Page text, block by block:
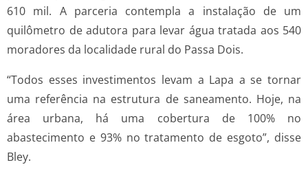
610 mil. A parceria contempla a instalação de um
quilômetro de adutora para levar água tratada aos 540
moradores da localidade rural do Passa Dois.
“Todos esses investimentos levam a Lapa a se tornar
uma referência na estrutura de saneamento. Hoje, na
área urbana, há uma cobertura de 100% no
abastecimento e 93% no tratamento de esgoto”, disse
Bley.